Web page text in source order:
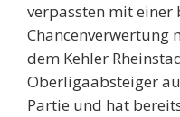
verpassten mit einer
Chancenverwertung
dem Kehler
Oberligaabsteiger
Partie und hat